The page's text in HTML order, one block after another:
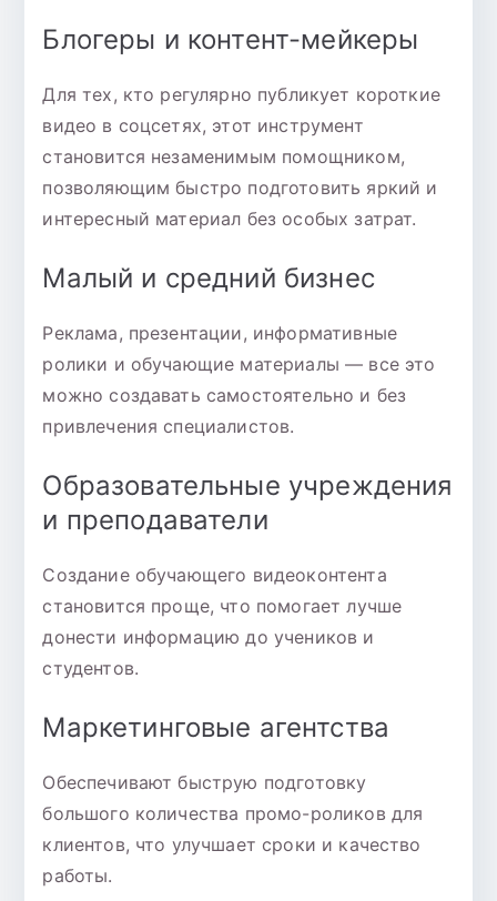
Блогеры и контент-мейкеры
Для тех, кто регулярно публикует короткие
видео в соцсетях, этот инструмент
становится незаменимым помощником,
позволяющим быстро подготовить яркий и
интересный материал без особых затрат.
Малый и средний бизнес
Реклама, презентации, информативные
ролики и обучающие материалы — все это
можно создавать самостоятельно и без
привлечения специалистов.
Образовательные учреждения
и преподаватели
Создание обучающего видеоконтента
становится проще, что помогает лучше
донести информацию до учеников и
студентов.
Маркетинговые агентства
Обеспечивают быструю подготовку
большого количества промо-роликов для
клиентов, что улучшает сроки и качество
работы.